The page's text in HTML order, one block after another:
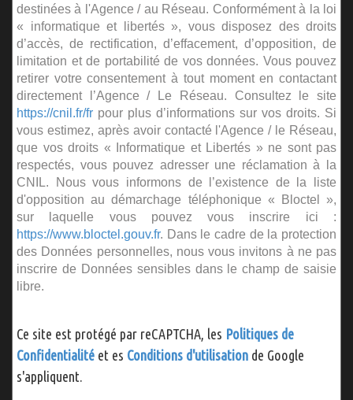
destinées à l'Agence / au Réseau. Conformément à la loi
« informatique et libertés », vous disposez des droits
d’accès, de rectification, d’effacement, d’opposition, de
limitation et de portabilité de vos données. Vous pouvez
retirer votre consentement à tout moment en contactant
directement l’Agence / Le Réseau. Consultez le site
https://cnil.fr/fr pour plus d’informations sur vos droits. Si
vous estimez, après avoir contacté l'Agence / le Réseau,
que vos droits « Informatique et Libertés » ne sont pas
respectés, vous pouvez adresser une réclamation à la
CNIL. Nous vous informons de l’existence de la liste
d'opposition au démarchage téléphonique « Bloctel »,
sur laquelle vous pouvez vous inscrire ici :
https://www.bloctel.gouv.fr. Dans le cadre de la protection
des Données personnelles, nous vous invitons à ne pas
inscrire de Données sensibles dans le champ de saisie
libre.
Ce site est protégé par reCAPTCHA, les Politiques de
Confidentialité et es Conditions d'utilisation de Google
s'appliquent.